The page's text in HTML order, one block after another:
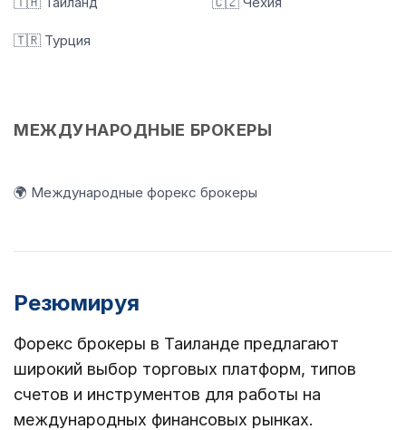
🇹🇷 Турция
МЕЖДУНАРОДНЫЕ БРОКЕРЫ
🌍 Международные форекс брокеры
Резюмируя
Форекс брокеры в Таиланде предлагают
широкий выбор торговых платформ, типов
счетов и инструментов для работы на
международных финансовых рынках.